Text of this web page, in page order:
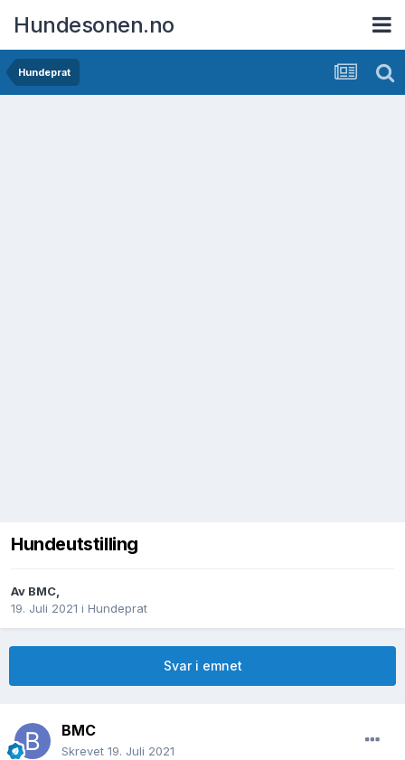
Hundesonen.no
Hundeprat
Hundeutstilling
Av BMC,
19. Juli 2021 i Hundeprat
Svar i emnet
BMC
Skrevet 19. Juli 2021